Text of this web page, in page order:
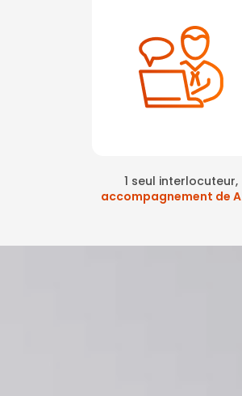
1 seul interlocuteur,
accompagnement de A